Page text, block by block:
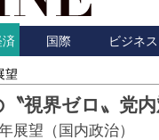
済 国際 ビジネス
望
〝視界ゼロ〟党
展望（国内政治）